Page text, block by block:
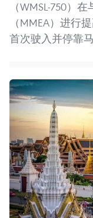
（WMSL-750）
（MMEA）进行
首次驶入并停靠